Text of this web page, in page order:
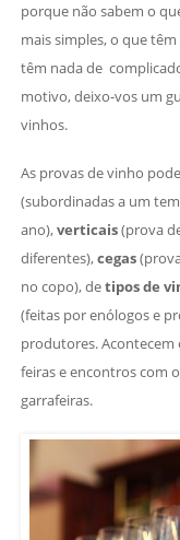
porque não sabem o
mais simples, o que
têm nada de
motivo, deixo-vos um
vinhos.
As provas de vinho
(subordinadas a um
ano),verticais(prova
diferentes),cegas
no copo), detipos de
(feitas por enólogos e
produtores. Acontecem
feiras e encontros com
garrafeiras.